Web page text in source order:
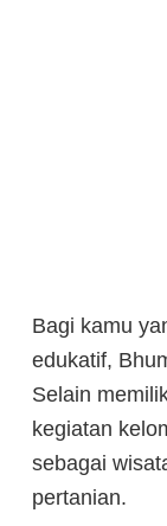
Bagi kamu
edukatif,
Selain
kegiatan
sebagai
pertanian.